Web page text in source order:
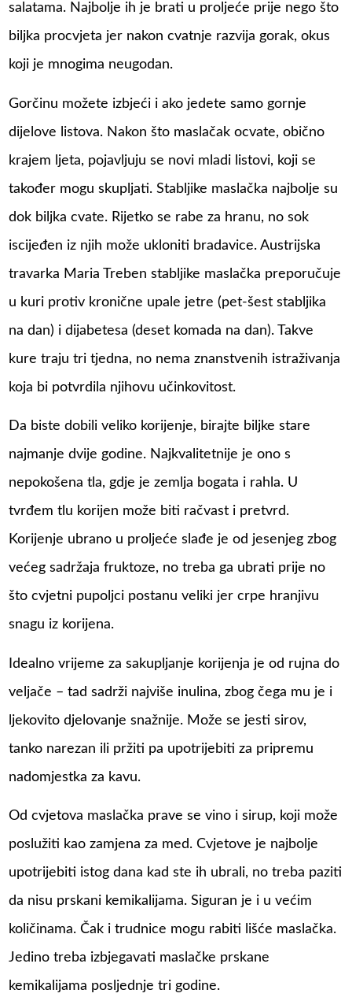
salatama. Najbolje ih je brati u proljeće prije nego što
biljka procvjeta jer nakon cvatnje razvija gorak, okus
koji je mnogima neugodan.
Gorčinu možete izbjeći i ako jedete samo gornje
dijelove listova. Nakon što maslačak ocvate, obično
krajem ljeta, pojavljuju se novi mladi listovi, koji se
također mogu skupljati. Stabljike maslačka najbolje su
dok biljka cvate. Rijetko se rabe za hranu, no sok
iscijeđen iz njih može ukloniti bradavice. Austrijska
travarka Maria Treben stabljike maslačka preporučuje
u kuri protiv kronične upale jetre (pet-šest stabljika
na dan) i dijabetesa (deset komada na dan). Takve
kure traju tri tjedna, no nema znanstvenih istraživanja
koja bi potvrdila njihovu učinkovitost.
Da biste dobili veliko korijenje, birajte biljke stare
najmanje dvije godine. Najkvalitetnije je ono s
nepokošena tla, gdje je zemlja bogata i rahla. U
tvrđem tlu korijen može biti račvast i pretvrd.
Korijenje ubrano u proljeće slađe je od jesenjeg zbog
većeg sadržaja fruktoze, no treba ga ubrati prije no
što cvjetni pupoljci postanu veliki jer crpe hranjivu
snagu iz korijena.
Idealno vrijeme za sakupljanje korijenja je od rujna do
veljače – tad sadrži najviše inulina, zbog čega mu je i
ljekovito djelovanje snažnije. Može se jesti sirov,
tanko narezan ili pržiti pa upotrijebiti za pripremu
nadomjestka za kavu.
Od cvjetova maslačka prave se vino i sirup, koji može
poslužiti kao zamjena za med. Cvjetove je najbolje
upotrijebiti istog dana kad ste ih ubrali, no treba paziti
da nisu prskani kemikalijama. Siguran je i u većim
količinama. Čak i trudnice mogu rabiti lišće maslačka.
Jedino treba izbjegavati maslačke prskane
kemikalijama posljednje tri godine.